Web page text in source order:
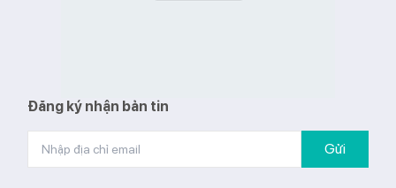
Đăng ký nhận bản tin
Gửi